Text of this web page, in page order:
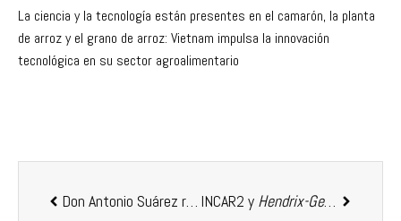
La ciencia y la tecnología están presentes en el camarón, la planta
de arroz y el grano de arroz: Vietnam impulsa la innovación
tecnológica en su sector agroalimentario
Don Antonio Suárez recibirá el Premio Vasco de Quiroga, máximo reconocimiento de la Cámara Española de Comercio en México INCAR2 y Hendrix-Genetics